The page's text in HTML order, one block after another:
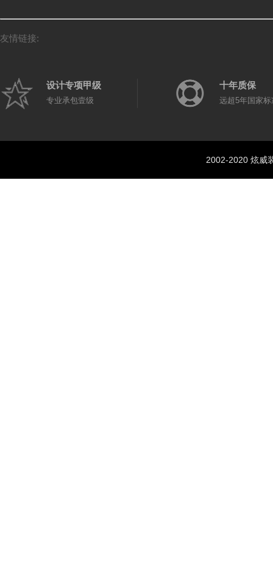
友情链接:
设计专项甲级
专业承包壹级
十年质保
远超5年国家标
2002-2020 炫威